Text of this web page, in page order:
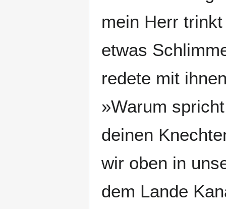
mein Herr
etwas
redete mit
»Warum
deinen
wir oben in
dem Lande